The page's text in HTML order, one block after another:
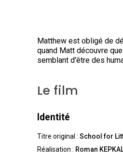
Matthew est obligé de
quand Matt découvre
semblant d'être des
Le film
Identité
Titre original : School for
Réalisation : Roman